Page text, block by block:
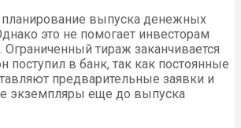
выпуска денежных
это не помогает инвесторам
Ограниченный тираж заканчивается
поступил в банк, так как постоянные
предварительные заявки и
экземпляры еще до выпуска